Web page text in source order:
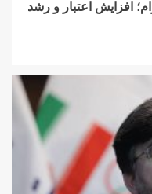
افزایش اعتبار و رشد